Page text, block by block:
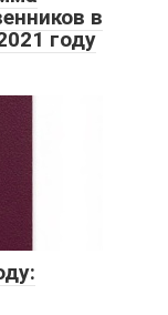
в
году